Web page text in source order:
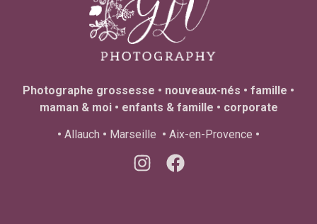
Photographe grossesse • nouveaux-nés • famille •
maman & moi • enfants & famille • corporate
• Allauch • Marseille • Aix-en-Provence •